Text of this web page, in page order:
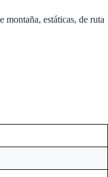
estáticas, de ruta